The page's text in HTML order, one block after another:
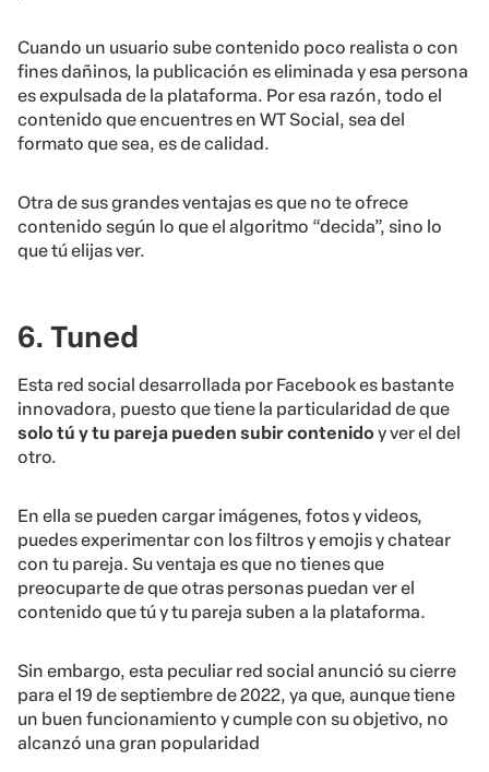
Cuando un usuario sube contenido poco realista o con
fines dañinos, la publicación es eliminada y esa persona
es expulsada de la plataforma. Por esa razón, todo el
contenido que encuentres en WT Social, sea del
formato que sea, es de calidad.
Otra de sus grandes ventajas es que no te ofrece
contenido según lo que el algoritmo “decida”, sino lo
que tú elijas ver.
6. Tuned
Esta red social desarrollada por Facebook es bastante
innovadora, puesto que tiene la particularidad de que
solo tú y tu pareja pueden subir contenido y ver el del
otro.
En ella se pueden cargar imágenes, fotos y videos,
puedes experimentar con los filtros y emojis y chatear
con tu pareja. Su ventaja es que no tienes que
preocuparte de que otras personas puedan ver el
contenido que tú y tu pareja suben a la plataforma.
Sin embargo, esta peculiar red social anunció su cierre
para el 19 de septiembre de 2022, ya que, aunque tiene
un buen funcionamiento y cumple con su objetivo, no
alcanzó una gran popularidad